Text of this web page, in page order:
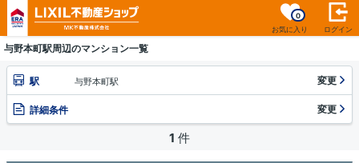
お気に入り
0
ログイン
与野本町駅周辺のマンション一覧
駅 与野本町駅 変更
詳細条件 変更
1 件